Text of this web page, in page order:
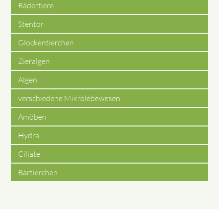
Rädertiere
Stentor
Glockentierchen
Zieralgen
Algen
verschiedene Mikrolebewesen
Amöben
Hydra
Ciliate
Bärtierchen